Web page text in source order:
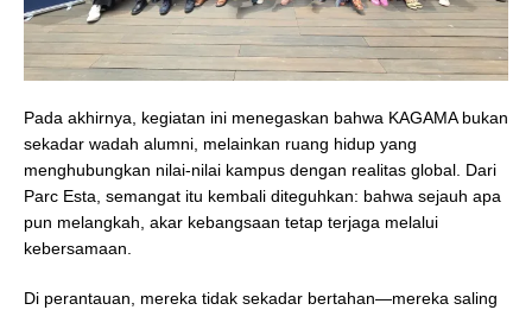
Pada akhirnya, kegiatan ini menegaskan bahwa KAGAMA bukan
sekadar wadah alumni, melainkan ruang hidup yang
menghubungkan nilai-nilai kampus dengan realitas global. Dari
Parc Esta, semangat itu kembali diteguhkan: bahwa sejauh apa
pun melangkah, akar kebangsaan tetap terjaga melalui
kebersamaan.
Di perantauan, mereka tidak sekadar bertahan—mereka saling